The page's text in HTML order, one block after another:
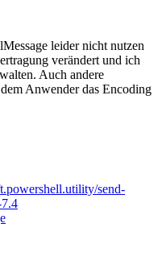
leider nicht nutzen
verändert und ich
Auch andere
Anwender das Encoding
send-